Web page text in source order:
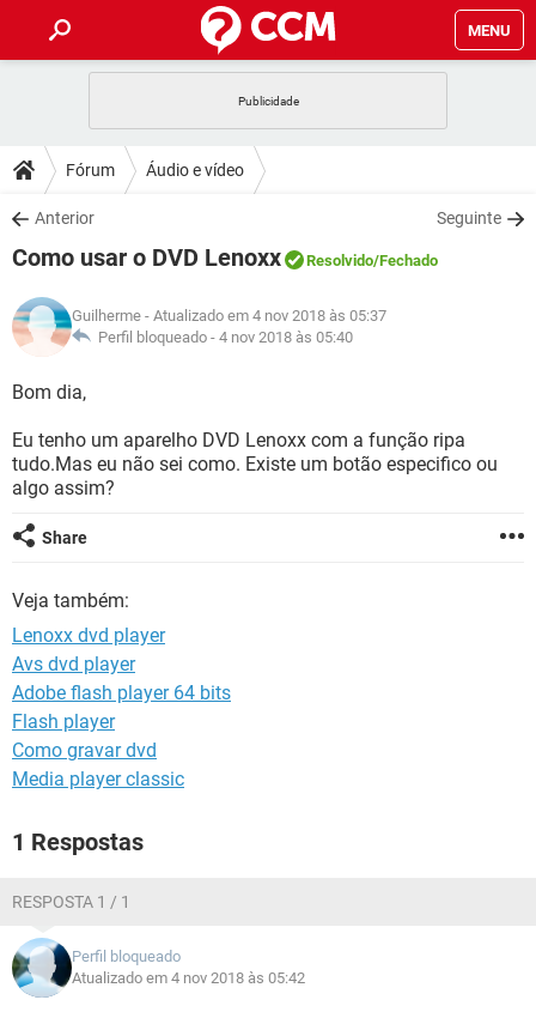
MENU
CELULAR
OUTLOOK
INSTAGRAM GMAIL
GUIA DE COMPRAS
DICAS
JOGOS
INSTAGRAM GMAIL
DOWNLOADS
JOGOS WHATSAPP
CELULAR
OUTLOOK EXCEL
INSTAGRAM
JOGOS WHATSAPP
OUTLOOK
INSTAGRAM GMAIL
GUIA DE COMPRAS
GLOSSÁRIO
JOGOS
OUTLOOK EXCEL
INSTAGRAM
GUIA DE COMPRAS
Fórum Áudio e vídeo
Anterior Seguinte
Como usar o DVD Lenoxx Resolvido/Fechado
Guilherme - Atualizado em 4 nov 2018 às 05:37
Perfil bloqueado - 4 nov 2018 às 05:40
Bom dia,
Eu tenho um aparelho DVD Lenoxx com a função ripa
tudo.Mas eu não sei como. Existe um botão especifico ou
algo assim?
Share
Veja também:
Lenoxx dvd player
Avs dvd player
Adobe flash player 64 bits
Flash player
Como gravar dvd
Media player classic
1 Respostas
RESPOSTA 1 / 1
Perfil bloqueado
Atualizado em 4 nov 2018 às 05:42